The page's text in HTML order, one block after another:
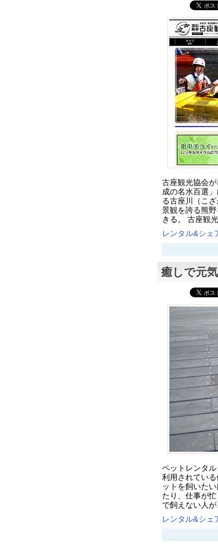
古座観光協会
成の名水百選
る古座川（こ
景観を誇る熊
きる。 古座観
レンタル&シェ
癒しで元
ペットレンタ
利用されてい
ットを飼いた
たり、仕事が
で飼えない人
レンタル&シェ